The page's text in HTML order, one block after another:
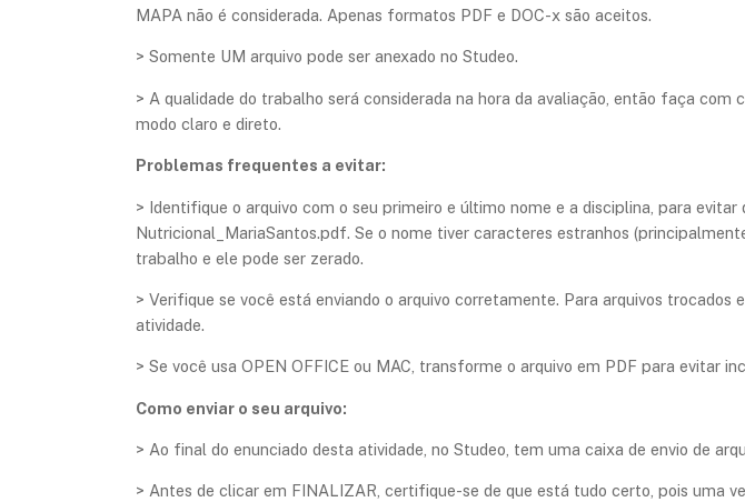
MAPA não é considerada. Apenas formatos PDF e DOC-x são aceitos.
> Somente UM arquivo pode ser anexado no Studeo.
> A qualidade do trabalho será considerada na hora da avaliação, então faça
modo claro e direto.
Problemas frequentes a evitar:
> Identifique o arquivo com o seu primeiro e último nome e a disciplina, para
Nutricional_MariaSantos.pdf. Se o nome tiver caracteres estranhos
trabalho e ele pode ser zerado.
​> Verifique se você está enviando o arquivo corretamente. Para arquivos
atividade.
> Se você usa OPEN OFFICE ou MAC, transforme o arquivo em PDF para evitar
Como enviar o seu arquivo:
> Ao final do enunciado desta atividade, no Studeo, tem uma caixa de envio de
> Antes de clicar em FINALIZAR, certifique-se de que está tudo certo, pois uma